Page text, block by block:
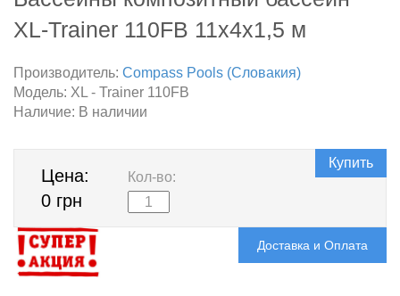
XL-Trainer 110FB 11х4х1,5 м
Производитель: Compass Pools (Словакия)
Модель: XL - Trainer 110FB
Наличие: В наличии
Цена:
0 грн
Кол-во:
Купить
Доставка и Оплата